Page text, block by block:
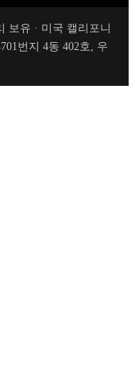
보유 · 미국 캘리포니
번지 4동 402호, 우